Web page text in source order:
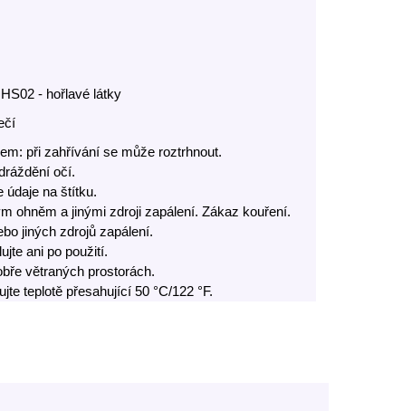
- hořlavé látky
při zahřívání se může roztrhnout.
očí.
údaje na štítku.
ohněm a jinými zdroji zapálení. Zákaz kouření.
jiných zdrojů zapálení.
ani po použití.
větraných prostorách.
teplotě přesahující 50 °C/122 °F.